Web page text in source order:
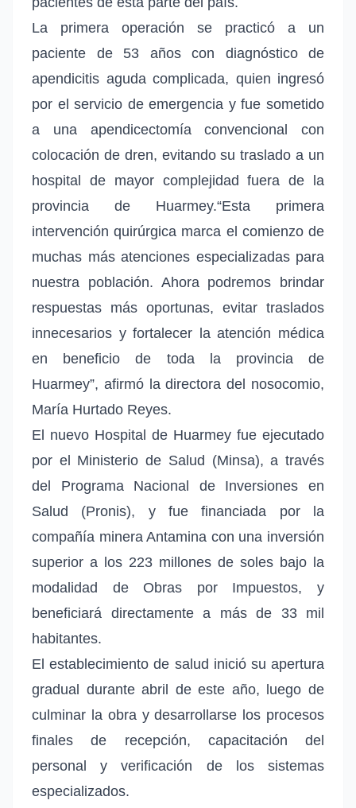
La primera operación se practicó a un
paciente de 53 años con diagnóstico de
apendicitis aguda complicada, quien ingresó
por el servicio de emergencia y fue sometido
a una apendicectomía convencional con
colocación de dren, evitando su traslado a un
hospital de mayor complejidad fuera de la
provincia de Huarmey.“Esta primera
intervención quirúrgica marca el comienzo de
muchas más atenciones especializadas para
nuestra población. Ahora podremos brindar
respuestas más oportunas, evitar traslados
innecesarios y fortalecer la atención médica
en beneficio de toda la provincia de
Huarmey”, afirmó la directora del nosocomio,
María Hurtado Reyes.
El nuevo Hospital de Huarmey fue ejecutado
por el Ministerio de Salud (Minsa), a través
del Programa Nacional de Inversiones en
Salud (Pronis), y fue financiada por la
compañía minera Antamina con una inversión
superior a los 223 millones de soles bajo la
modalidad de Obras por Impuestos, y
beneficiará directamente a más de 33 mil
habitantes.
El establecimiento de salud inició su apertura
gradual durante abril de este año, luego de
culminar la obra y desarrollarse los procesos
finales de recepción, capacitación del
personal y verificación de los sistemas
especializados.